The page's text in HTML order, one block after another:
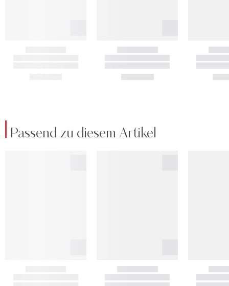
Passend zu diesem Artikel